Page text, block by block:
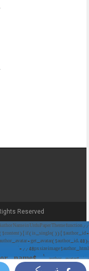
Reserved.
Name in UrduPaper Theme function
{ if (is_single()) { $author_id =
= get_avatar($author_id, 48);
// 48px size image $author_html = '
' . $author_avatar . '
' . $author_name . '